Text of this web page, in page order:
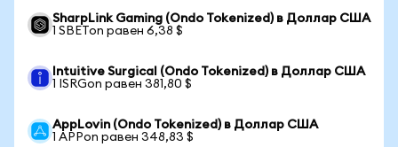
SharpLink Gaming (Ondo Tokenized) в Доллар США
1 SBETon равен 6,38 $
Intuitive Surgical (Ondo Tokenized) в Доллар США
1 ISRGon равен 381,80 $
AppLovin (Ondo Tokenized) в Доллар США
1 APPon равен 348,83 $